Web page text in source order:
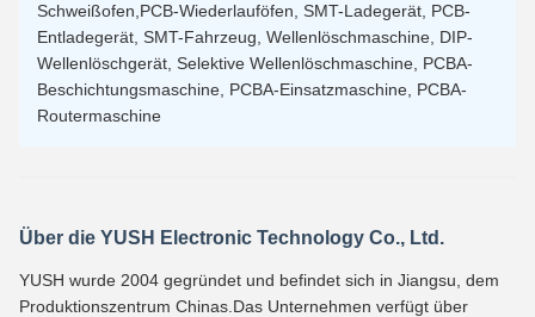
Schweißofen,PCB-Wiederlauföfen, SMT-Ladegerät, PCB-
Entladegerät, SMT-Fahrzeug, Wellenlöschmaschine, DIP-
Wellenlöschgerät, Selektive Wellenlöschmaschine, PCBA-
Beschichtungsmaschine, PCBA-Einsatzmaschine, PCBA-
Routermaschine
Über die YUSH Electronic Technology Co., Ltd.
YUSH wurde 2004 gegründet und befindet sich in Jiangsu, dem
Produktionszentrum Chinas.Das Unternehmen verfügt über